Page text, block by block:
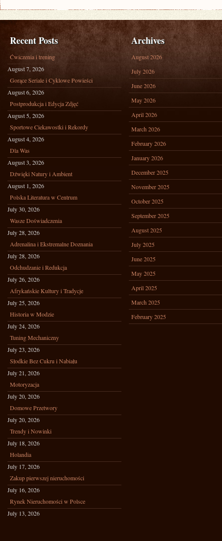
Recent Posts
Ćwiczenia i trening
August 7, 2026
Gorące Seriale i Cyklowe Powieści
August 6, 2026
Postprodukcja i Edycja Zdjęć
August 5, 2026
Sportowe Ciekawostki i Rekordy
August 4, 2026
Dla Was
August 3, 2026
Dźwięki Natury i Ambient
August 1, 2026
Polska Literatura w Centrum
July 30, 2026
Wasze Doświadczenia
July 28, 2026
Adrenalina i Ekstremalne Doznania
July 28, 2026
Odchudzanie i Redukcja
July 26, 2026
Afrykańskie Kultury i Tradycje
July 25, 2026
Historia w Modzie
July 24, 2026
Tuning Mechaniczny
July 23, 2026
Słodkie Bez Cukru i Nabiału
July 21, 2026
Motoryzacja
July 20, 2026
Domowe Przetwory
July 20, 2026
Trendy i Nowinki
July 18, 2026
Holandia
July 17, 2026
Zakup pierwszej nieruchomości
July 16, 2026
Rynek Nieruchomości w Polsce
July 13, 2026
Archives
August 2026
July 2026
June 2026
May 2026
April 2026
March 2026
February 2026
January 2026
December 2025
November 2025
October 2025
September 2025
August 2025
July 2025
June 2025
May 2025
April 2025
March 2025
February 2025